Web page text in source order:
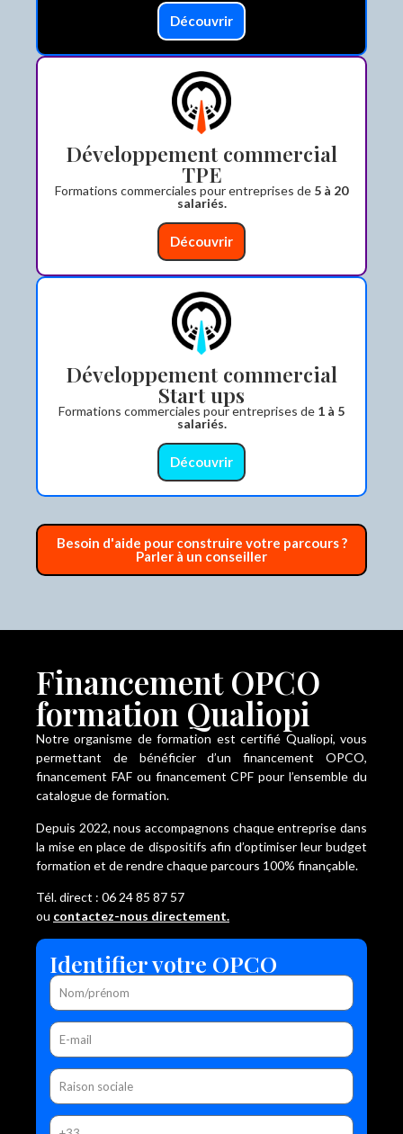
Découvrir
Développement commercial
TPE
Formations commerciales pour entreprises de 5 à 20
salariés.
Découvrir
Développement commercial
Start ups
Formations commerciales pour entreprises de 1 à 5
salariés.
Découvrir
Besoin d'aide pour construire votre parcours ?
Parler à un conseiller
Identifier votre OPCO
Financement OPCO
formation Qualiopi
Notre organisme de formation est certifié Qualiopi, vous
permettant de bénéficier d’un financement OPCO,
financement FAF ou financement CPF pour l’ensemble du
catalogue de formation.
Depuis 2022, nous accompagnons chaque entreprise dans
la mise en place de dispositifs afin d’optimiser leur budget
formation et de rendre chaque parcours 100% finançable.
Tél. direct : 06 24 85 87 57
ou contactez-nous directement.